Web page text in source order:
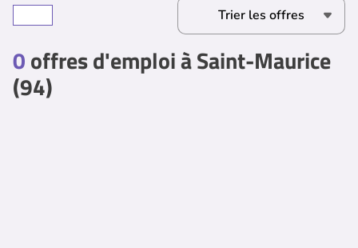
0offres d'emploi à Saint-Maurice
(94)